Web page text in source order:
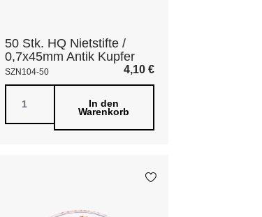
50 Stk. HQ Nietstifte /
0,7x45mm Antik Kupfer
SZN104-50 4,10 €
In den
Warenkorb